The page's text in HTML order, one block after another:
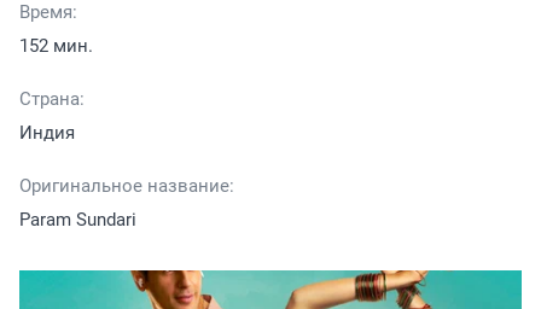
Время:
152 мин.
Страна:
Индия
Оригинальное название:
Param Sundari